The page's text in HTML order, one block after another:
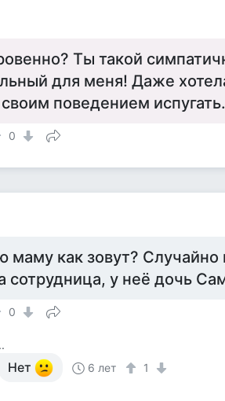
Ты такой
для меня! Даже
поведением
0
маму как зовут?
сотрудница, у неё дочь
0
..
Нет 6 лет 1